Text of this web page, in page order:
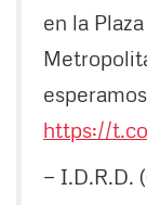
en la
https://
— I.D.R.D.